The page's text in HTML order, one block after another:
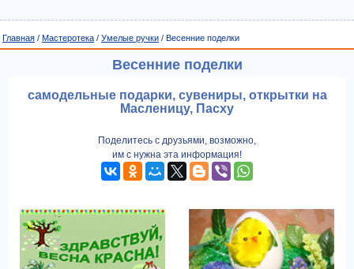
Главная / Мастеротека / Умелые ручки / Весенние поделки
Весенние поделки
самодельные подарки, сувениры, открытки на
Масленицу, Пасху
Поделитесь с друзьями, возможно,
им с нужна эта информация!